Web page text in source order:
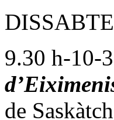
9.30 h-
de